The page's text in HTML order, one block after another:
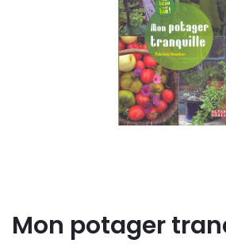
Mon potager